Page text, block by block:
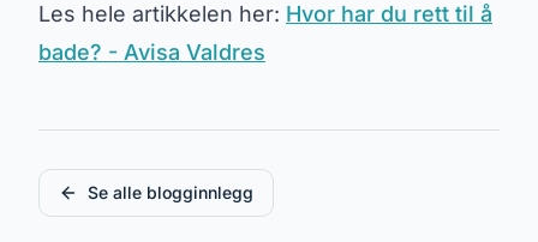
Les hele artikkelen her: Hvor har du rett til å
bade? - Avisa Valdres
Se alle blogginnlegg